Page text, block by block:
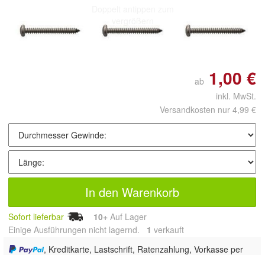
ab 1,00 €
inkl. MwSt.
Versandkosten nur 4,99 €
In den Warenkorb
Sofort lieferbar 10+ Auf Lager
Einige Ausführungen nicht lagernd. 1 verkauft
, Kreditkarte, Lastschrift, Ratenzahlung, Vorkasse per